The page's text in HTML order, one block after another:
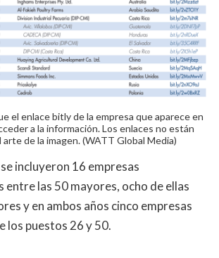
el enlace bitly de la empresa que aparece en
a la información. Los enlaces no están
de la imagen. (WATT Global Media)
incluyeron 16 empresas
entre las 50 mayores, ocho de ellas
y en ambos años cinco empresas
los puestos 26 y 50.